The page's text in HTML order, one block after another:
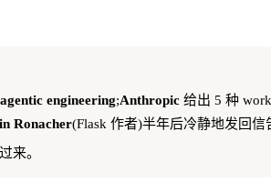
agentic engineering;Anthropic 给出 5 种
Ronacher(Flask 作者)半年后冷静地发回信
来。